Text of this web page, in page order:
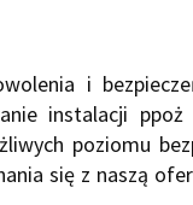
i
instalacji
poziomu
się z naszą